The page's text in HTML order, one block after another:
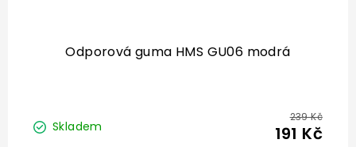
Odporová guma HMS GU06 modrá
Skladem
239 Kč
191 Kč